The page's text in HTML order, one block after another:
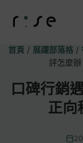
首頁 / 展躍部落格 /
評怎麼
口碑行銷
正向